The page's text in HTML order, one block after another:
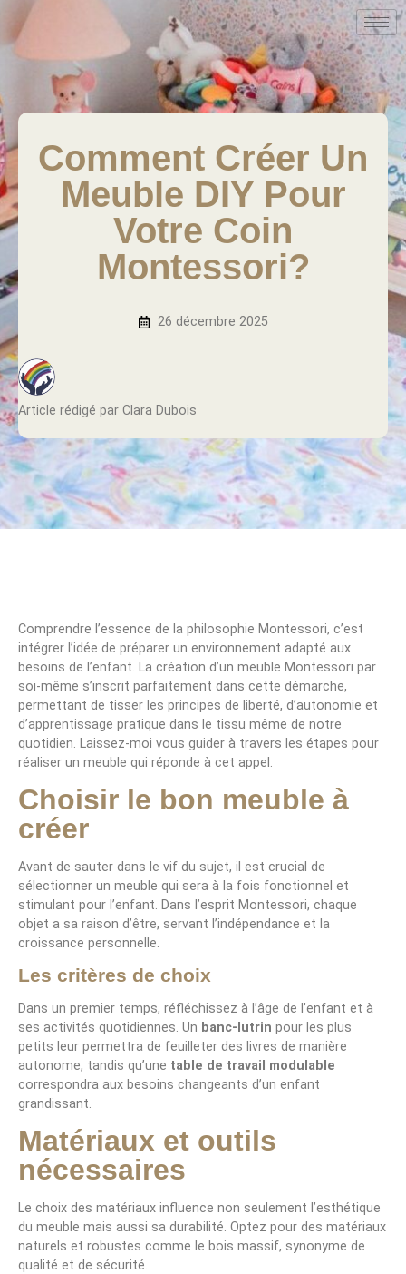
Comment Créer Un
Meuble DIY Pour
Votre Coin
Montessori?
26 décembre 2025
Article rédigé par Clara Dubois
Comprendre l’essence de la philosophie Montessori, c’est
intégrer l’idée de préparer un environnement adapté aux
besoins de l’enfant. La création d’un meuble Montessori par
soi-même s’inscrit parfaitement dans cette démarche,
permettant de tisser les principes de liberté, d’autonomie et
d’apprentissage pratique dans le tissu même de notre
quotidien. Laissez-moi vous guider à travers les étapes pour
réaliser un meuble qui réponde à cet appel.
Choisir le bon meuble à
créer
Avant de sauter dans le vif du sujet, il est crucial de
sélectionner un meuble qui sera à la fois fonctionnel et
stimulant pour l’enfant. Dans l’esprit Montessori, chaque
objet a sa raison d’être, servant l’indépendance et la
croissance personnelle.
Les critères de choix
Dans un premier temps, réfléchissez à l’âge de l’enfant et à
ses activités quotidiennes. Un banc-lutrin pour les plus
petits leur permettra de feuilleter des livres de manière
autonome, tandis qu’une table de travail modulable
correspondra aux besoins changeants d’un enfant
grandissant.
Matériaux et outils
nécessaires
Le choix des matériaux influence non seulement l’esthétique
du meuble mais aussi sa durabilité. Optez pour des matériaux
naturels et robustes comme le bois massif, synonyme de
qualité et de sécurité.